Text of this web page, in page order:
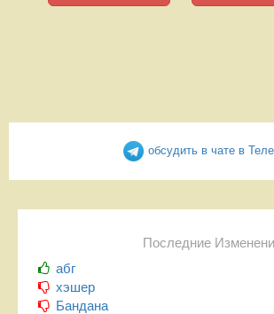
обсудить в чате в
Последние
абг
хэшер
Бандана